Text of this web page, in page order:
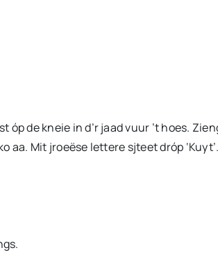
de kneie in d’r jaad vuur ’t hoes.
Mit jroeëse lettere sjteet dróp